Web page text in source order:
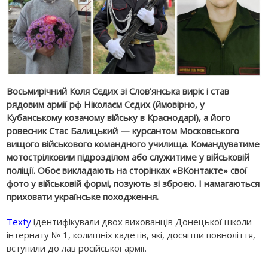
Восьмирічний Коля Сєдих зі Слов’янська виріс і став
рядовим армії рф Ніколаєм Сєдих (ймовірно, у
Кубанському козачому війську в Краснодарі), а його
ровесник Стас Балицький — курсантом Московського
вищого військового командного училища. Командуватиме
мотострілковим підрозділом або служитиме у військовій
поліції. Обоє викладають на сторінках «ВКонтакте» свої
фото у військовій формі, позують зі зброєю. І намагаються
приховати українське походження.
Textyідентифікували двох вихованців Донецької школи-
інтернату № 1, колишніх кадетів, які, досягши повноліття,
вступили до лав російської армії.